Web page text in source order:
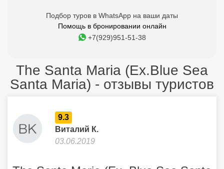
Подбор туров в WhatsApp на ваши даты
Помощь в бронировании онлайн
+7(929)951-51-38
The Santa Maria (Ex.Blue Sea
Santa Maria) - отзывы туристов
9.3
Виталий К.
03.06.2019